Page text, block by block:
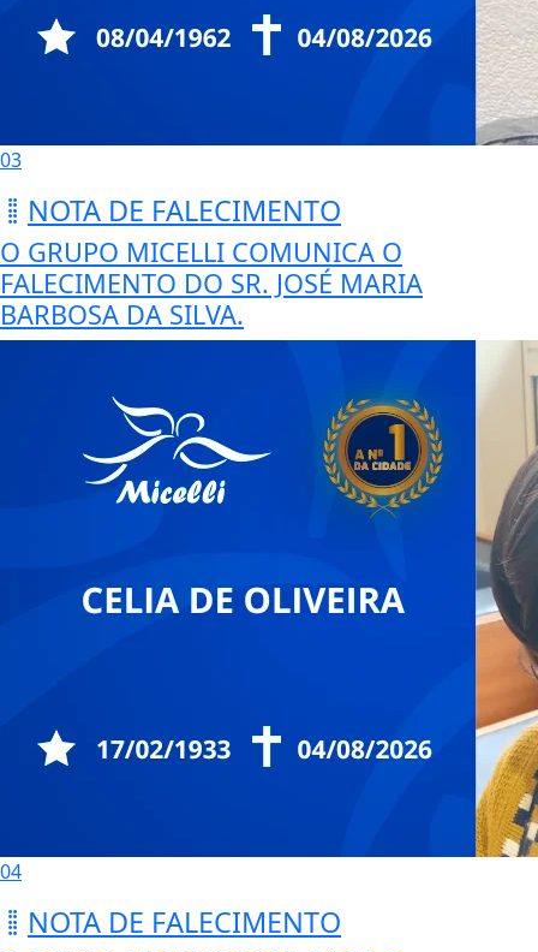
03
NOTA DE FALECIMENTO
O GRUPO MICELLI COMUNICA O
FALECIMENTO DO SR. JOSÉ MARIA
BARBOSA DA SILVA.
04
NOTA DE FALECIMENTO